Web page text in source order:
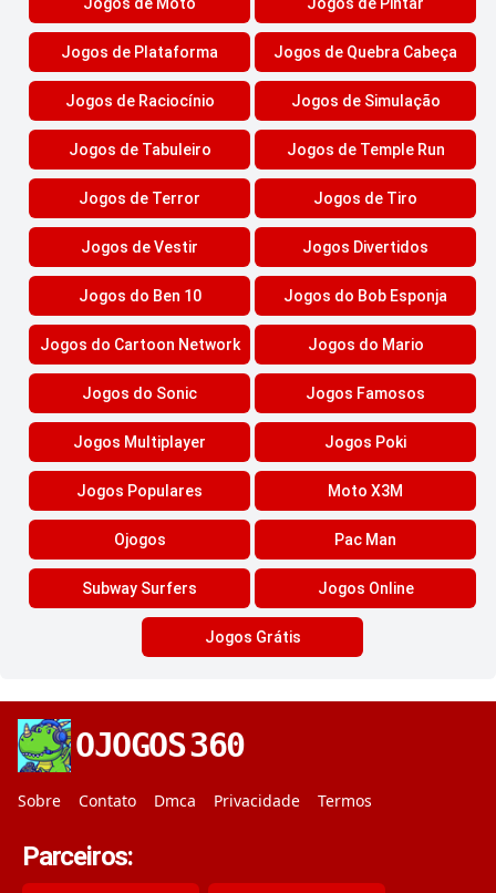
Jogos de Moto Jogos de Pintar
Jogos de Plataforma Jogos de Quebra Cabeça
Jogos de Raciocínio Jogos de Simulação
Jogos de Tabuleiro Jogos de Temple Run
Jogos de Terror Jogos de Tiro
Jogos de Vestir Jogos Divertidos
Jogos do Ben 10 Jogos do Bob Esponja
Jogos do Cartoon Network Jogos do Mario
Jogos do Sonic Jogos Famosos
Jogos Multiplayer Jogos Poki
Jogos Populares Moto X3M
Ojogos Pac Man
Subway Surfers Jogos Online
Jogos Grátis
OJOGOS360
Sobre Contato Dmca Privacidade Termos
Parceiros: